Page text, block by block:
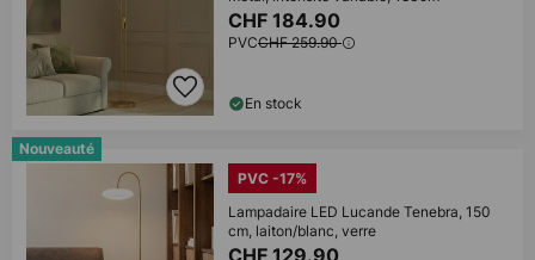
CHF 184.90
PVCCHF 259.90
En stock
Nouveauté
PVC -17%
Lampadaire LED Lucande Tenebra, 150
cm, laiton/blanc, verre